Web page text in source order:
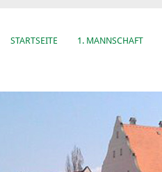
STARTSEITE 1. MANNSCHAFT